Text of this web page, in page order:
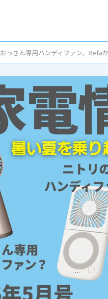
おっさん専用ハンディファン、Refa